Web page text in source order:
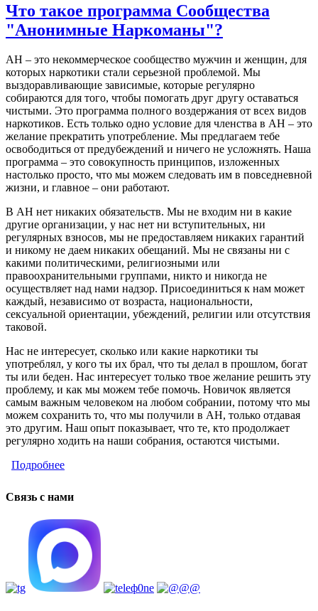
Что такое программа Сообщества
"Анонимные Наркоманы"?
АН – это некоммерческое сообщество мужчин и женщин, для
которых наркотики стали серьезной проблемой. Мы
выздоравливающие зависимые, которые регулярно
собираются для того, чтобы помогать друг другу оставаться
чистыми. Это программа полного воздержания от всех видов
наркотиков. Есть только одно условие для членства в АН – это
желание прекратить употребление. Мы предлагаем тебе
освободиться от предубеждений и ничего не усложнять. Наша
программа – это совокупность принципов, изложенных
настолько просто, что мы можем следовать им в повседневной
жизни, и главное – они работают.
В АН нет никаких обязательств. Мы не входим ни в какие
другие организации, у нас нет ни вступительных, ни
регулярных взносов, мы не предоставляем никаких гарантий
и никому не даем никаких обещаний. Мы не связаны ни с
какими политическими, религиозными или
правоохранительными группами, никто и никогда не
осуществляет над нами надзор. Присоединиться к нам может
каждый, независимо от возраста, национальности,
сексуальной ориентации, убеждений, религии или отсутствия
таковой.
Нас не интересует, сколько или какие наркотики ты
употреблял, у кого ты их брал, что ты делал в прошлом, богат
ты или беден. Нас интересует только твое желание решить эту
проблему, и как мы можем тебе помочь. Новичок является
самым важным человеком на любом собрании, потому что мы
можем сохранить то, что мы получили в АН, только отдавая
это другим. Наш опыт показывает, что те, кто продолжает
регулярно ходить на наши собрания, остаются чистыми.
Подробнее
Связь с нами